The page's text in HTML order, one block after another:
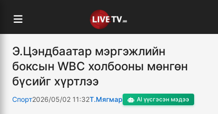
Э.Цэндбаатар мэргэжлийн
боксын WBC холбооны мөнгөн
бүсийг хүртлээ
Спорт2026/05/02 11:32Т.Мягмар AI үүсгэсэн мэдээ